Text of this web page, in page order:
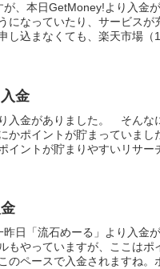
が、本日GetMoney!より入
になっていたり、サービス
し込まなくても、楽天市場（
金
入金がありました。 そんな
かポイントが貯まっていま
イントが貯まりやすいリサー
昨日「流石めーる」より入
やっていますが、ここはポ
のペースで入金されますね。